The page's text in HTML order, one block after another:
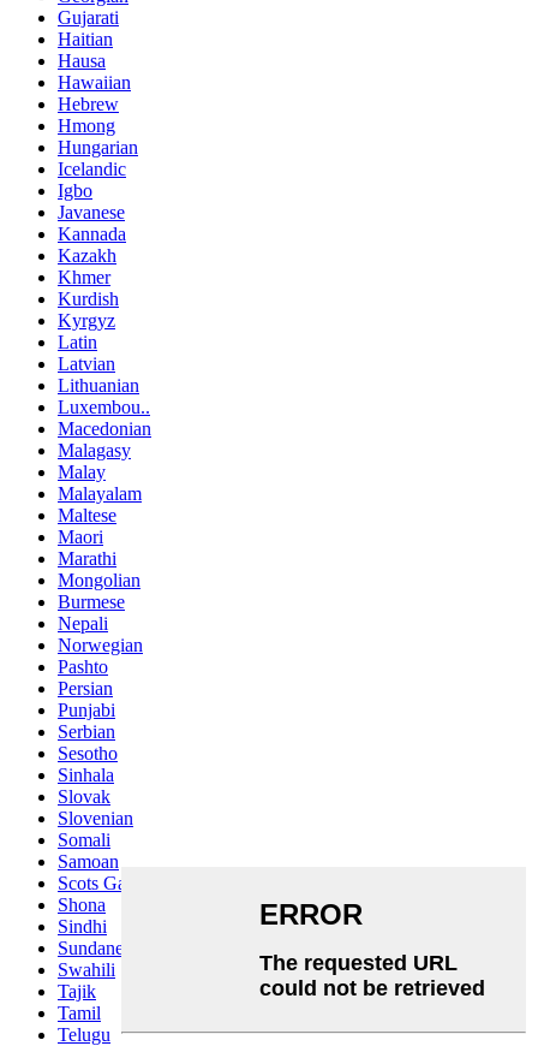
Gujarati
Haitian
Hausa
Hawaiian
Hebrew
Hmong
Hungarian
Icelandic
Igbo
Javanese
Kannada
Kazakh
Khmer
Kurdish
Kyrgyz
Latin
Latvian
Lithuanian
Luxembou..
Macedonian
Malagasy
Malay
Malayalam
Maltese
Maori
Marathi
Mongolian
Burmese
Nepali
Norwegian
Pashto
Persian
Punjabi
Serbian
Sesotho
Sinhala
Slovak
Slovenian
Somali
Samoan
Scots Gaelic
Shona
Sindhi
Sundanese
Swahili
Tajik
Tamil
Telugu